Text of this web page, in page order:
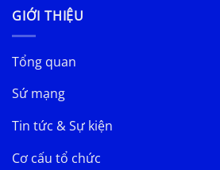
GIỚI THIỆU
Tổng quan
Sứ mạng
Tin tức & Sự kiện
Cơ cấu tổ chức